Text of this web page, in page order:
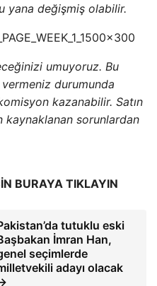
yana değişmiş olabilir.
umuyoruz. Bu
durumunda
kazanabilir. Satın
kaynaklanan sorunlardan
BURAYA TIKLAYIN
tutuklu eski
İmran Han,
seçimlerde
adayı olacak